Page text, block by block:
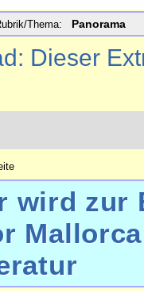
Thema: Panorama
Dieser
wird zur